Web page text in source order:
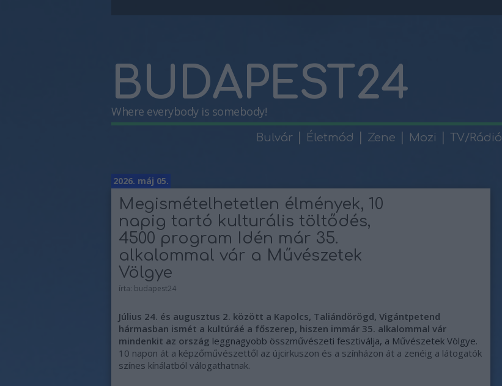
BUDAPEST24
Where everybody is somebody!
Bulvár Életmód Zene Mozi TV/Rádió
2026. máj 05.
Megismételhetetlen élmények, 10
napig tartó kulturális töltődés,
4500 program Idén már 35.
alkalommal vár a Művészetek
Völgye
írta: budapest24
Július 24. és augusztus 2. között a Kapolcs, Taliándörögd, Vigántpetend
hármasban ismét a kultúráé a főszerep, hiszen immár 35. alkalommal vár
mindenkit az ország leggnagyobb összművészeti fesztiválja, a Művészetek Völgye.
10 napon át a képzőművészettől az újcirkuszon és a színházon át a zenéig a látogatók
színes kínálatból válogathatnak.